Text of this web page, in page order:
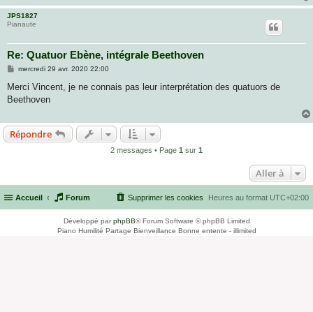
JPS1827
Pianaute
Re: Quatuor Ebène, intégrale Beethoven
M
s
a
mercredi 29 avr. 2020 22:00
Merci Vincent, je ne connais pas leur interprétation des quatuors de
Beethoven
Répondre
2 messages • Page 1 sur 1
Aller à
Accueil Forum Heures au format UTC+02:00
Supprimer les cookies
Développé parphpBB® Forum Software © phpBB Limited
Piano Humilité Partage Bienveillance Bonne entente - illimited